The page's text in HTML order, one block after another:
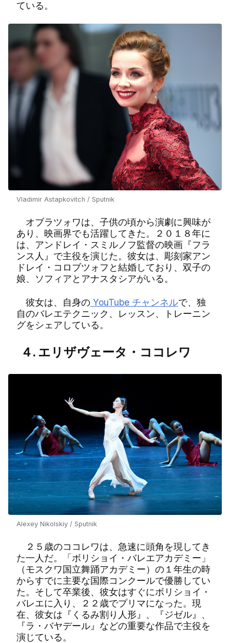
ている。
Vladimir Astapkovitch / Sputnik
オブラツォワは、子供の頃から演劇に興味が
あり、映画界でも活躍してきた。２０１８年に
は、アンドレイ・スミルノフ監督の映画『フラ
ンス人』で主役を演じた。彼女は、彫刻家アン
ドレイ・コロブツォフと結婚しており、双子の
娘、ソフィアとアナスタシアがいる。
彼女は、自身の YouTube チャンネルで、独
自のバレエテクニック、レッスン、トレーニン
グをシェアしている。
４. エリザヴェータ・ココレワ
Alexey Nikolskiy / Sputnik
２５歳のココレワは、急速に頭角を現してき
た一人だ。「ボリショイ・バレエアカデミー」
（モスクワ国立舞踊アカデミー）の１年生の時
からすでに主要な国際コンクールで優勝してい
た。そして卒業後、彼女はすぐにボリショイ・
バレエに入り、２２歳でプリマになった。現
在、彼女は『くるみ割り人形』、『ジゼル』、
『ラ・バヤデール』などの重要な作品で主役を
演じている。